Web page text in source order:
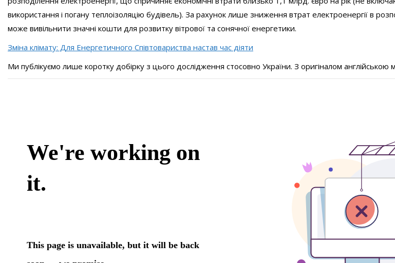
використання і погану теплоізоляцію будівель). За рахунок лише зниження втрат електроенергії в
може вивільнити значні кошти для розвитку вітрової та сонячної енергетики.
Зміна клімату: Для Енергетичного Співтовариства настав час діяти
Ми публікуємо лише коротку добірку з цього дослідження стосовно України. З оригіналом